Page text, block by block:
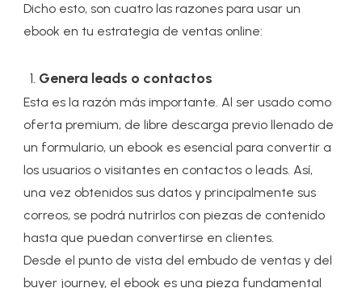
Dicho esto, son cuatro las razones para usar un
ebook en tu estrategia de ventas online:
Genera leads o contactos
Esta es la razón más importante. Al ser usado como
oferta premium, de libre descarga previo llenado de
un formulario, un ebook es esencial para convertir a
los usuarios o visitantes en contactos o leads. Así,
una vez obtenidos sus datos y principalmente sus
correos, se podrá nutrirlos con piezas de contenido
hasta que puedan convertirse en clientes.
Desde el punto de vista del embudo de ventas y del
buyer journey, el ebook es una pieza fundamental